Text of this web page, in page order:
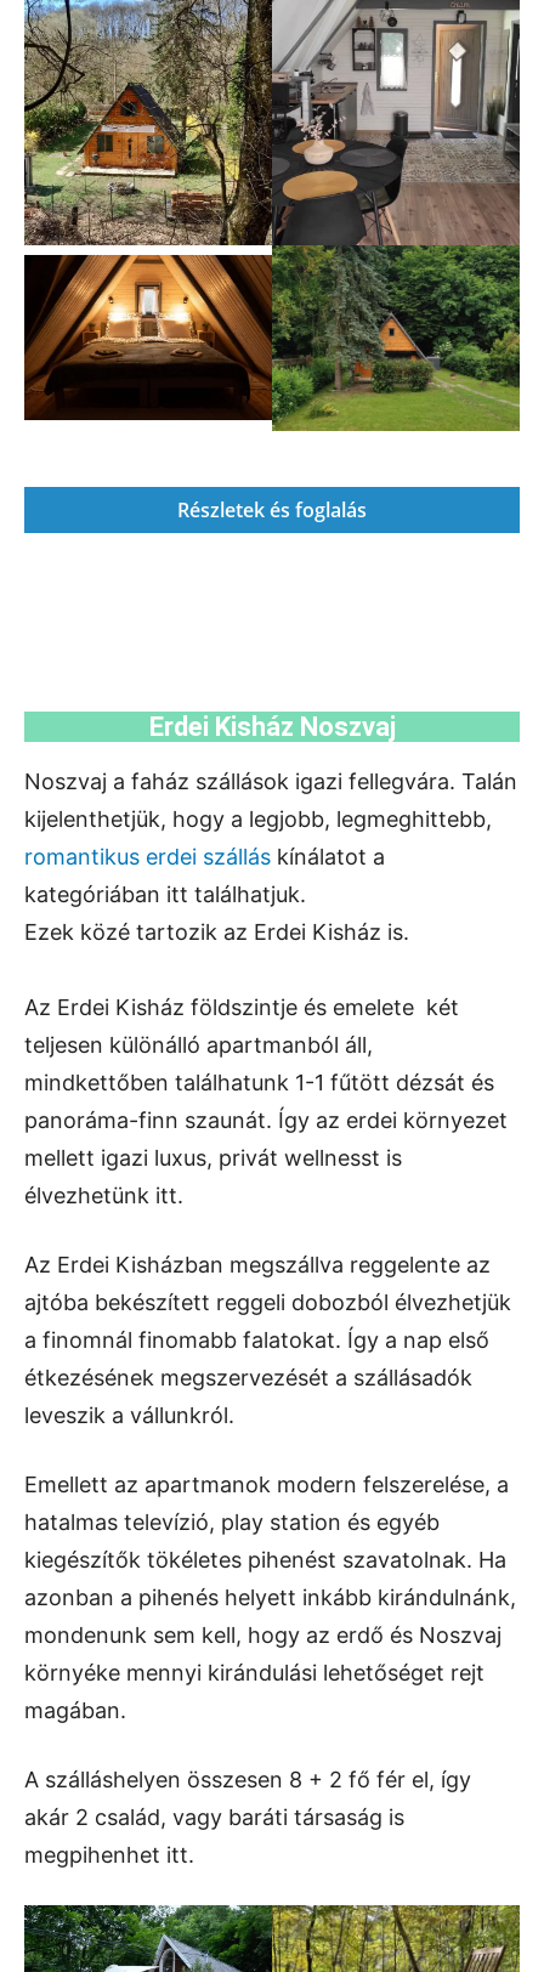
Részletek és foglalás
Erdei Kisház Noszvaj
Noszvaj a faház szállások igazi fellegvára. Talán
kijelenthetjük, hogy a legjobb, legmeghittebb,
romantikus erdei szállás kínálatot a
kategóriában itt találhatjuk.
Ezek közé tartozik az Erdei Kisház is.
Az Erdei Kisház földszintje és emelete két
teljesen különálló apartmanból áll,
mindkettőben találhatunk 1-1 fűtött dézsát és
panoráma-finn szaunát. Így az erdei környezet
mellett igazi luxus, privát wellnesst is
élvezhetünk itt.
Az Erdei Kisházban megszállva reggelente az
ajtóba bekészített reggeli dobozból élvezhetjük
a finomnál finomabb falatokat. Így a nap első
étkezésének megszervezését a szállásadók
leveszik a vállunkról.
Emellett az apartmanok modern felszerelése, a
hatalmas televízió, play station és egyéb
kiegészítők tökéletes pihenést szavatolnak. Ha
azonban a pihenés helyett inkább kirándulnánk,
mondenunk sem kell, hogy az erdő és Noszvaj
környéke mennyi kirándulási lehetőséget rejt
magában.
A szálláshelyen összesen 8 + 2 fő fér el, így
akár 2 család, vagy baráti társaság is
megpihenhet itt.